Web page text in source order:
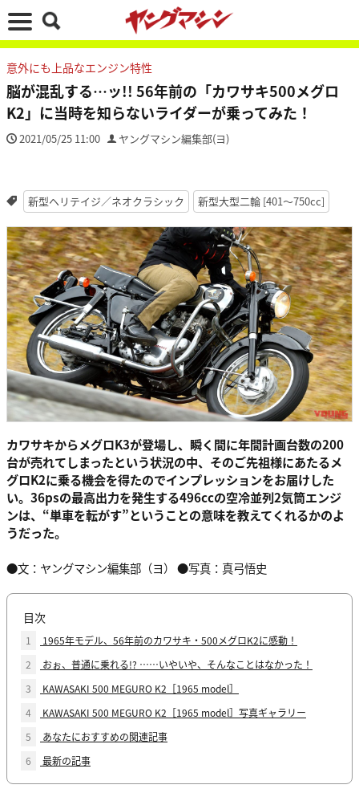
意外にも上品なエンジン特性
脳が混乱する…ッ!! 56年前の「カワサキ500メグロ
K2」に当時を知らないライダーが乗ってみた！
2021/05/25 11:00 ヤングマシン編集部(ヨ)
新型ヘリテイジ／ネオクラシック 新型大型二輪 [401〜750cc]
カワサキからメグロK3が登場し、瞬く間に年間計画台数の200
台が売れてしまったという状況の中、そのご先祖様にあたるメ
グロK2に乗る機会を得たのでインプレッションをお届けした
い。36psの最高出力を発生する496ccの空冷並列2気筒エンジ
ンは、“単車を転がす”ということの意味を教えてくれるかのよ
うだった。
●文：ヤングマシン編集部（ヨ） ●写真：真弓悟史
目次
1
1965年モデル、56年前のカワサキ・500メグロK2に感動！
2
おぉ、普通に乗れる!? ……いやいや、そんなことはなかった！
3
KAWASAKI 500 MEGURO K2［1965 model］
4
KAWASAKI 500 MEGURO K2［1965 model］写真ギャラリー
5
あなたにおすすめの関連記事
6
最新の記事